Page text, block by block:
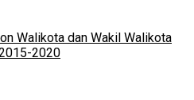
Walikota dan Wakil Walikota
2020